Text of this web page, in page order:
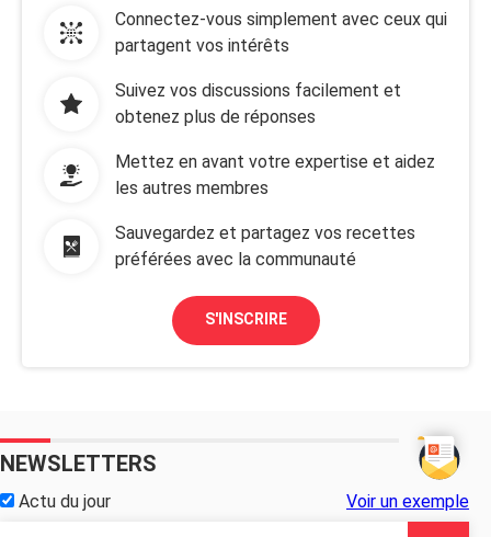
Connectez-vous simplement avec ceux qui
partagent vos intérêts
Suivez vos discussions facilement et
obtenez plus de réponses
Mettez en avant votre expertise et aidez
les autres membres
Sauvegardez et partagez vos recettes
préférées avec la communauté
S'INSCRIRE
NEWSLETTERS
Actu du jour Voir un exemple